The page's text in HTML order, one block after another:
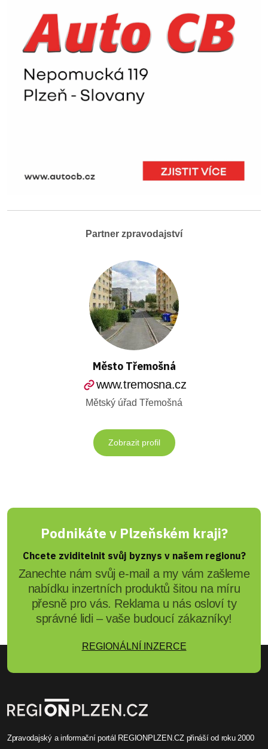
Partner zpravodajství
Město Třemošná
www.tremosna.cz
Mětský úřad Třemošná
Zobrazit profil
Podnikáte v Plzeňském kraji?
Chcete zviditelnit svůj byznys v našem regionu?
Zanechte nám svůj e-mail a my vám zašleme
nabídku inzertních produktů šitou na míru
přesně pro vás. Reklama u nás osloví ty
správné lidi – vaše budoucí zákazníky!
REGIONÁLNÍ INZERCE
Zpravodajský a informační portál REGIONPLZEN.CZ přináší od roku 2000